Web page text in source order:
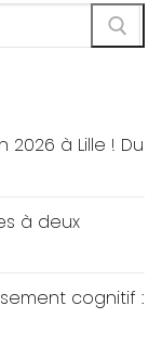
à Lille ! Du
à deux
cognitif :